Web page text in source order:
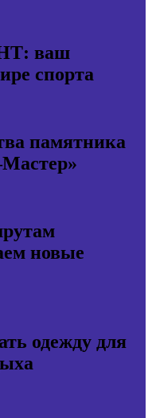
ваш
спорта
памятника
новые
одежду для